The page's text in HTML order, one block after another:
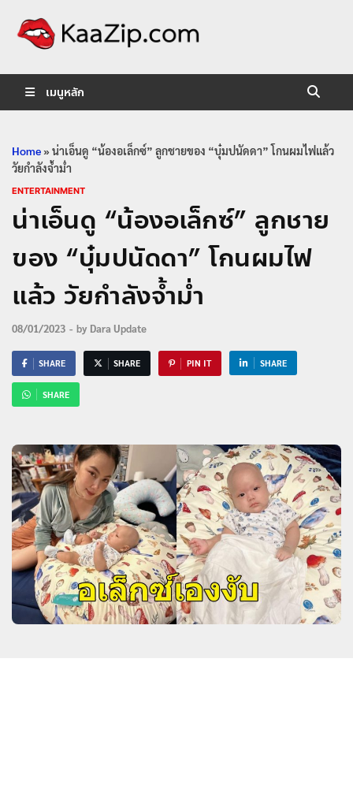
เมนูหลัก
Home»น่าเอ็นดู “น้องอเล็กซ์” ลูกชายของ “บุ๋มปนัดดา” โกนผมไฟแล้ว
วัยกำลังจ้ำม่ำ
ENTERTAINMENT
น่าเอ็นดู “น้องอเล็กซ์” ลูกชาย
ของ “บุ๋มปนัดดา” โกนผมไฟ
แล้ว วัยกำลังจ้ำม่ำ
08/01/2023 - by Dara Update
SHARE SHARE PIN IT SHARE
SHARE